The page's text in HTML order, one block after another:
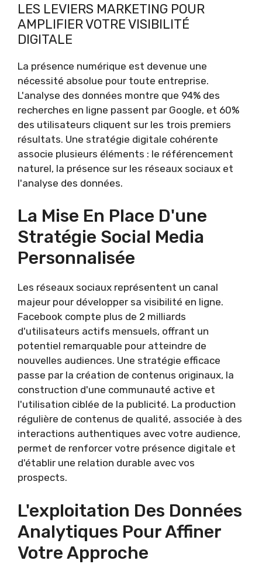
LES LEVIERS MARKETING POUR
AMPLIFIER VOTRE VISIBILITÉ
DIGITALE
La présence numérique est devenue une
nécessité absolue pour toute entreprise.
L'analyse des données montre que 94% des
recherches en ligne passent par Google, et 60%
des utilisateurs cliquent sur les trois premiers
résultats. Une stratégie digitale cohérente
associe plusieurs éléments : le référencement
naturel, la présence sur les réseaux sociaux et
l'analyse des données.
La Mise En Place D'une
Stratégie Social Media
Personnalisée
Les réseaux sociaux représentent un canal
majeur pour développer sa visibilité en ligne.
Facebook compte plus de 2 milliards
d'utilisateurs actifs mensuels, offrant un
potentiel remarquable pour atteindre de
nouvelles audiences. Une stratégie efficace
passe par la création de contenus originaux, la
construction d'une communauté active et
l'utilisation ciblée de la publicité. La production
régulière de contenus de qualité, associée à des
interactions authentiques avec votre audience,
permet de renforcer votre présence digitale et
d'établir une relation durable avec vos
prospects.
L'exploitation Des Données
Analytiques Pour Affiner
Votre Approche